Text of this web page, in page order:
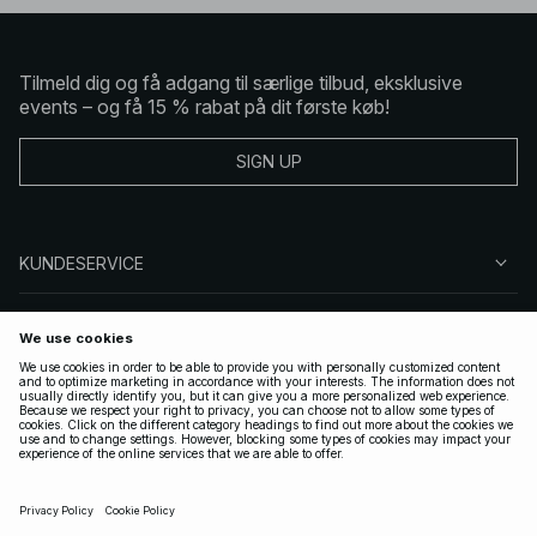
Tilmeld dig og få adgang til særlige tilbud, eksklusive
events – og få 15 % rabat på dit første køb!
SIGN UP
KUNDESERVICE
FØLG OS
GYLDIGE